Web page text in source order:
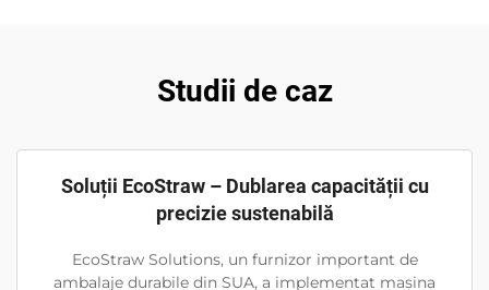
Studii de caz
Soluții EcoStraw – Dublarea capacității cu
precizie sustenabilă
EcoStraw Solutions, un furnizor important de
ambalaje durabile din SUA, a implementat mașina